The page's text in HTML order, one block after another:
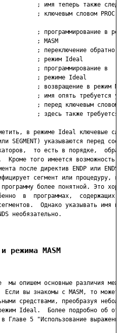
; имя теперь также
; ключевым словом PROC
; программирование в
; MASM
; переключение обратно в
; режим Ideal
; программирование в
; режиме Ideal
; возвращение в режим
; имя опять требуется
; перед ключевым словом
; здесь также требуется
в режиме Ideal ключевые
SEGMENT) указываются перед
то есть в порядке,
Кроме того имеется возможность
после директив ENDP или ENDS.
сегмент или процедуру,
более понятной. Это
в  программах,  содержащих
Однако указывать имя
необязательно.
режима MASM
мы опишем основные различия
Если вы знакомы с MASM, то можете
средствами, преобразуя
Ideal.  Более подробно об
Главе 5 "Использование выражений